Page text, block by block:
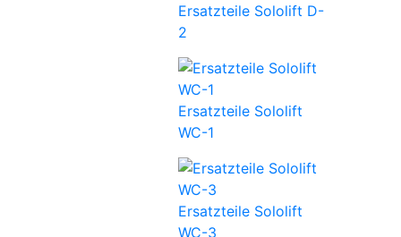
Ersatzteile Sololift D-
2
Ersatzteile Sololift
WC-1
Ersatzteile Sololift
WC-3